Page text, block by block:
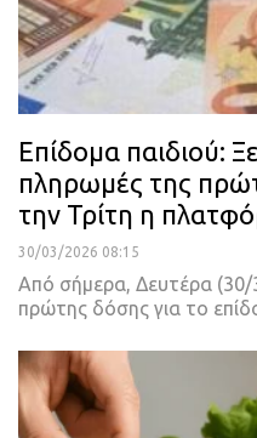
Επίδομα παιδιού:
πληρωμές της
την Τρίτη η
30/03/2026 08:15
Από σήμερα, Δευτέρα (30/
πρώτης δόσης για το